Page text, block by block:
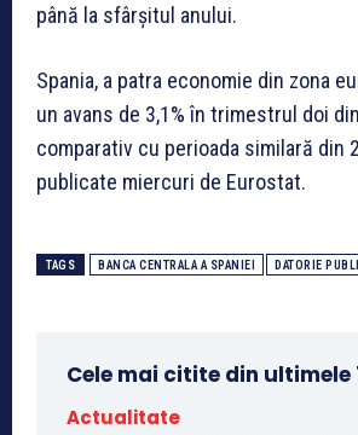
până la sfârșitul anului.
Spania, a patra economie din zona
un avans de 3,1% în trimestrul doi
comparativ cu perioada similară din
publicate miercuri de Eurostat.
TAGS BANCA CENTRALA A SPANIEI DATORIE
Cele mai citite din ultimele
Actualitate